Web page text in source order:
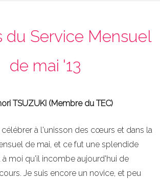
du Service Mensuel
de mai '13
TSUZUKI (Membre du TEC)
à l'unisson des cœurs et dans la
de mai, et ce fut une splendide
à moi qu'il incombe aujourd'hui de
Je suis encore un novice, et peu